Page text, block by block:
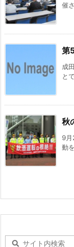
催
第
成
と
秋
9
動